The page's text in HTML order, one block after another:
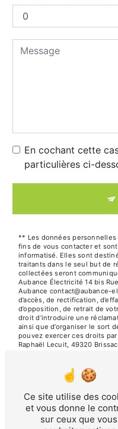
En cochant cette
particulières ci-
** Les données
fins de vous contacter et
informatisé. Elles sont
traitants dans le seul but de
collectées seront
Aubance Électricité 14 bis
Aubance contact@aubance-
d’accès, de rectification,
d’opposition, de retrait de
droit d’introduire une
ainsi que d’organiser le sort
pouvez exercer ces droits
Raphaël Lecuit, 49320
électronique à l'adresse
justificatif d'identité pourra
vos données pendant la
durée de prescription
contentieux. Vous avez le
d'opposition au
adresse: Bloctel.gouv.fr .
d’informations sur vos droits.
Ce site utilise des
et vous donne le
sur ceux que vous